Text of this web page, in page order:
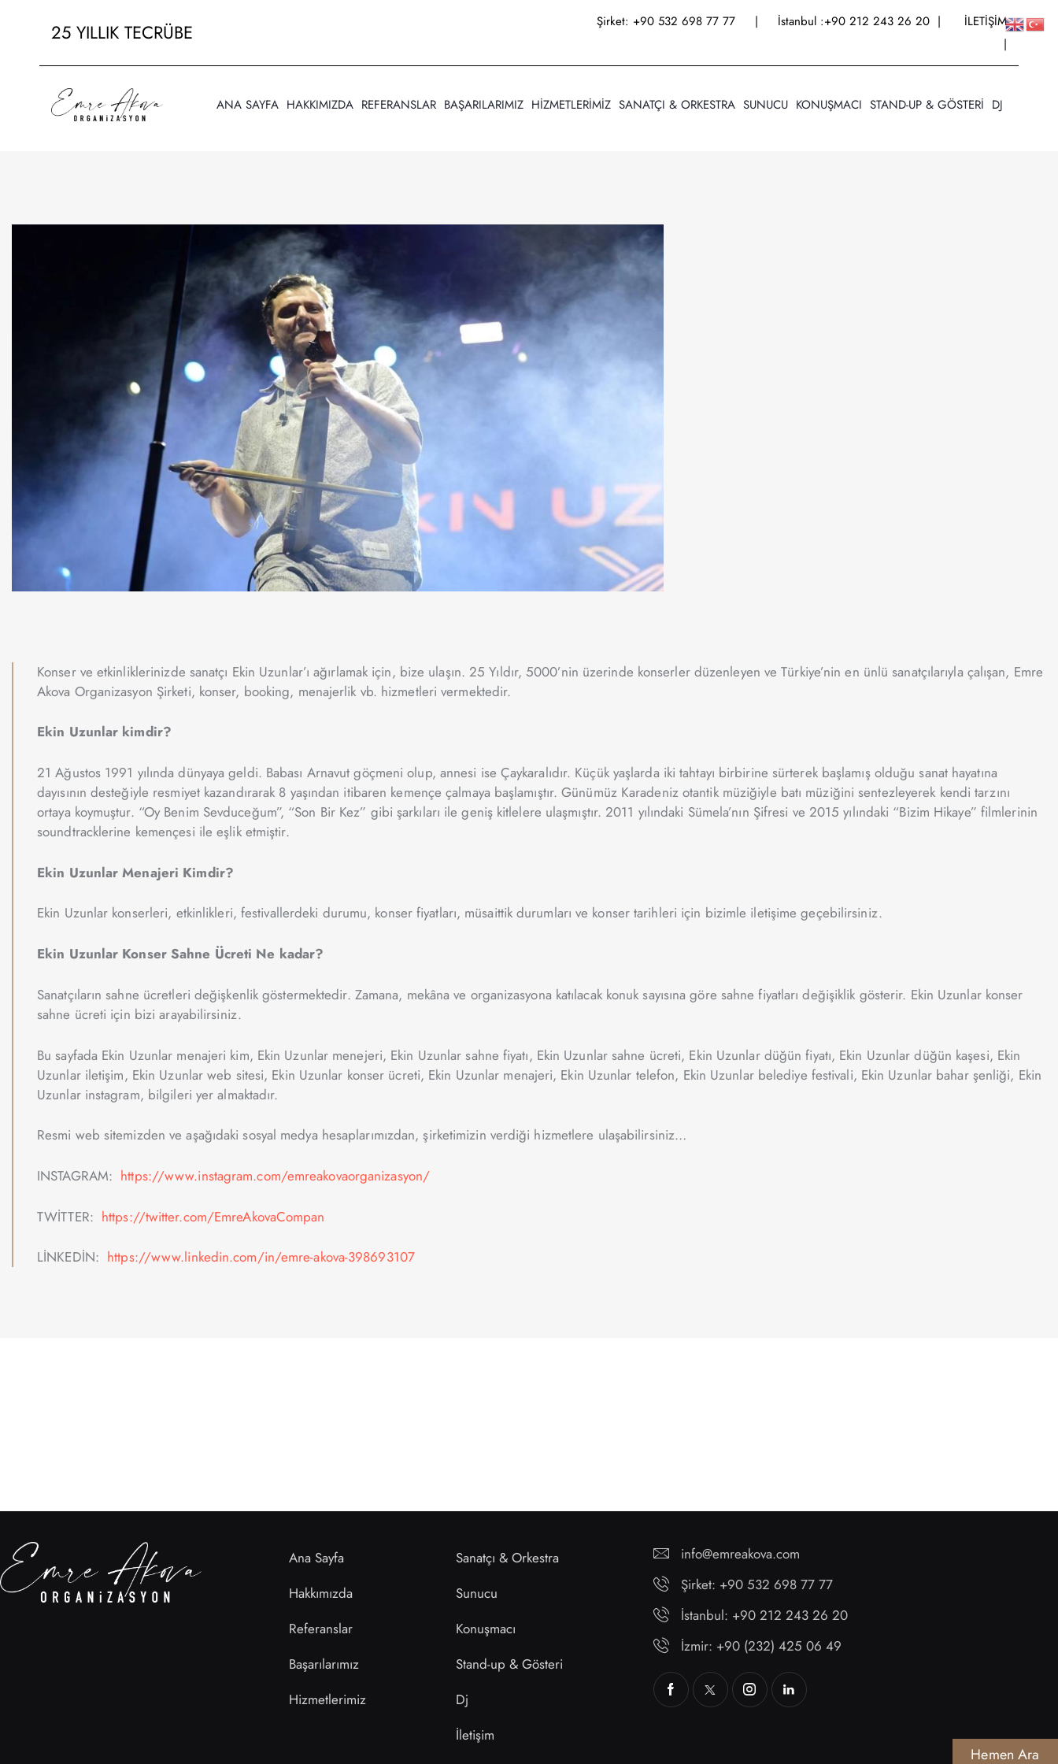
25 YILLIK TECRÜBE Şirket: +90 532 698 77 77| İstanbul :+90 212 243 26 20|
İLETİŞİM
|
ANA SAYFA HAKKIMIZDA REFERANSLAR BAŞARILARIMIZ HİZMETLERİMİZ SANATÇI & ORKESTRA SUNUCU KONUŞMACI STAND-UP & GÖSTERİ DJ
Hemen Ara
Konser ve etkinliklerinizde sanatçı Ekin Uzunlar’ı ağırlamak için, bize ulaşın. 25 Yıldır, 5000’nin üzerinde konserler düzenleyen ve Türkiye’nin en ünlü sanatçılarıyla çalışan, Emre
Akova Organizasyon Şirketi, konser, booking, menajerlik vb. hizmetleri vermektedir.
Ekin Uzunlar kimdir?
21 Ağustos 1991 yılında dünyaya geldi. Babası Arnavut göçmeni olup, annesi ise Çaykaralıdır. Küçük yaşlarda iki tahtayı birbirine sürterek başlamış olduğu sanat hayatına
dayısının desteğiyle resmiyet kazandırarak 8 yaşından itibaren kemençe çalmaya başlamıştır. Günümüz Karadeniz otantik müziğiyle batı müziğini sentezleyerek kendi tarzını
ortaya koymuştur. “Oy Benim Sevduceğum”, “Son Bir Kez” gibi şarkıları ile geniş kitlelere ulaşmıştır. 2011 yılındaki Sümela’nın Şifresi ve 2015 yılındaki “Bizim Hikaye” filmlerinin
soundtracklerine kemençesi ile eşlik etmiştir.
Ekin Uzunlar Menajeri Kimdir?
Ekin Uzunlar konserleri, etkinlikleri, festivallerdeki durumu, konser fiyatları, müsaittik durumları ve konser tarihleri için bizimle iletişime geçebilirsiniz.
Ekin Uzunlar Konser Sahne Ücreti Ne kadar?
Sanatçıların sahne ücretleri değişkenlik göstermektedir. Zamana, mekâna ve organizasyona katılacak konuk sayısına göre sahne fiyatları değişiklik gösterir. Ekin Uzunlar konser
sahne ücreti için bizi arayabilirsiniz.
Bu sayfada Ekin Uzunlar menajeri kim, Ekin Uzunlar menejeri, Ekin Uzunlar sahne fiyatı, Ekin Uzunlar sahne ücreti, Ekin Uzunlar düğün fiyatı, Ekin Uzunlar düğün kaşesi, Ekin
Uzunlar iletişim, Ekin Uzunlar web sitesi, Ekin Uzunlar konser ücreti, Ekin Uzunlar menajeri, Ekin Uzunlar telefon, Ekin Uzunlar belediye festivali, Ekin Uzunlar bahar şenliği, Ekin
Uzunlar instagram, bilgileri yer almaktadır.
Resmi web sitemizden ve aşağıdaki sosyal medya hesaplarımızdan, şirketimizin verdiği hizmetlere ulaşabilirsiniz…
INSTAGRAM: https://www.instagram.com/emreakovaorganizasyon/
TWİTTER: https://twitter.com/EmreAkovaCompan
LİNKEDİN: https://www.linkedin.com/in/emre-akova-398693107
Ana Sayfa
Hakkımızda
Referanslar
Başarılarımız
Hizmetlerimiz
Sanatçı & Orkestra
Sunucu
Konuşmacı
Stand-up & Gösteri
Dj
İletişim
info@emreakova.com
Şirket: +90 532 698 77 77
İstanbul: +90 212 243 26 20
İzmir: +90 (232) 425 06 49